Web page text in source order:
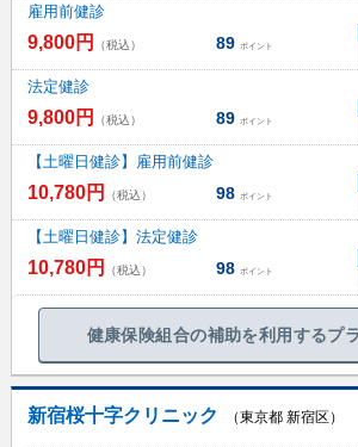
雇用前健診
9,800円 （税込） 89 ポイント
法定健診
9,800円 （税込） 89 ポイント
【土曜日健診】雇用前健診
10,780円 （税込） 98 ポイント
【土曜日健診】法定健診
10,780円 （税込） 98 ポイント
健康保険組合の補助を利用するプ
新宿桜十字クリニック
（東京都 新宿区）